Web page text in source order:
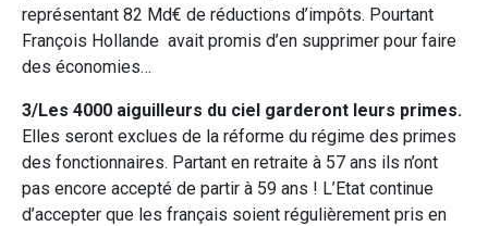
représentant 82 Md€ de réductions d’impôts. Pourtant
François Hollande avait promis d’en supprimer pour faire
des économies…
3/Les 4000 aiguilleurs du ciel garderont leurs primes.
Elles seront exclues de la réforme du régime des primes
des fonctionnaires. Partant en retraite à 57 ans ils n’ont
pas encore accepté de partir à 59 ans ! L’Etat continue
d’accepter que les français soient régulièrement pris en